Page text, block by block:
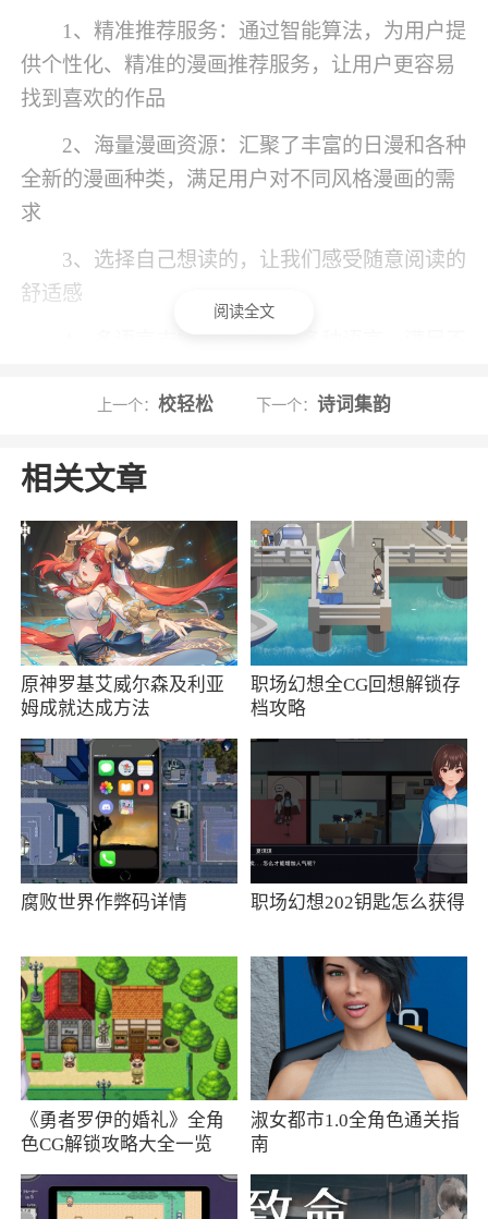
1、精准推荐服务：通过智能算法，为用户提
供个性化、精准的漫画推荐服务，让用户更容易
找到喜欢的作品
2、海量漫画资源：汇聚了丰富的日漫和各种
全新的漫画种类，满足用户对不同风格漫画的需
求
3、选择自己想读的，让我们感受随意阅读的
舒适感
包括但不限于日本漫画（Jump系、少女漫画
等）、韩国漫画、国产漫画等，满足不同用户的
阅读喜好
小编评价
1、有最丰富的漫画资源，你再也不用担心找
不到你喜欢的漫画了。所有经典漫画都可以在网
上找到，提供的都是高清漫画资源。我们已经创
建了一个独家漫画制作社区，在那里你可以满足
更多的漫画爱好者在线
2、还具备多种互动功能和搜索功能，为用户
者，那么酷漫熊绝对是你不可错过的选择
3、酷漫熊app是特别丰富的漫画软件，这里
更多免费漫画资源很多，平台有超多的精品的资
源，是着力打造用户优质阅读体验的应用软件，
整个的界面简洁，操作简单，漫源比较的全，风
格多样，还拥有适配全彩屏、全国语言、完美匹
配，平台有超丰富漫画资源，让你畅享不同场景
的漫画体验
阅读全文
上一个：校轻松 下一个： 诗词集韵
相关文章
原神罗基艾威尔森及利亚
姆成就达成方法
职场幻想全CG回想解锁存
档攻略
腐败世界作弊码详情 职场幻想202钥匙怎么获得
《勇者罗伊的婚礼》全角
色CG解锁攻略大全一览
淑女都市1.0全角色通关指
南